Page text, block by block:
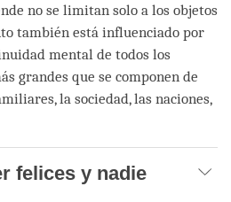
no se limitan solo a los objetos
también está influenciado por
mental de todos los
grandes que se componen de
la sociedad, las naciones,
felices y nadie